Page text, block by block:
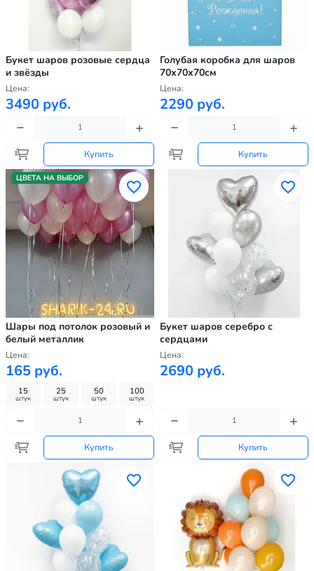
Букет шаров розовые сердца
и звёзды
Цена:
3490 руб.
Купить
Голубая коробка для шаров
70х70х70см
Цена:
2290 руб.
Купить
ЦВЕТА НА ВЫБОР
Шары под потолок розовый и
белый металлик
Цена:
165 руб.
15
штук
25
штук
50
штук
100
штук
Купить
Букет шаров серебро с
сердцами
Цена:
2690 руб.
Купить